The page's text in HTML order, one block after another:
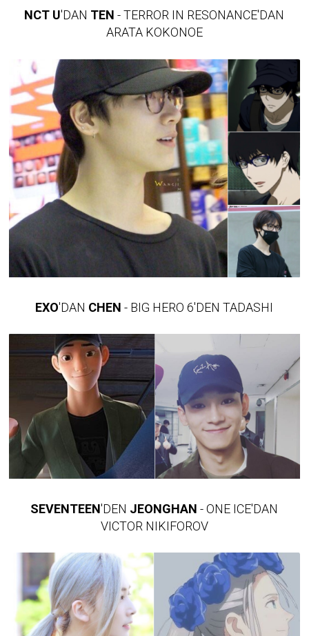
NCT U'DAN TEN- TERROR IN RESONANCE'DAN
ARATA KOKONOE
EXO'DAN CHEN - BIG HERO 6'DEN TADASHI
SEVENTEEN'DEN JEONGHAN - ONE ICE'DAN
VICTOR NIKIFOROV